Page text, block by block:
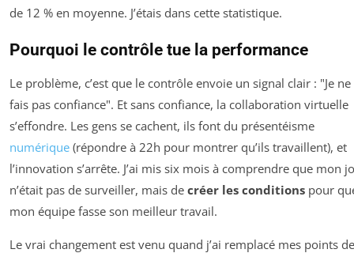
de 12 % en moyenne. J’étais dans cette statistique.
Pourquoi le contrôle tue la performance
Le problème, c’est que le contrôle envoie un signal clair : "Je ne
fais pas confiance". Et sans confiance, la collaboration virtuelle
s’effondre. Les gens se cachent, ils font du présentéisme
numérique (répondre à 22h pour montrer qu’ils travaillent), et
l’innovation s’arrête. J’ai mis six mois à comprendre que mon
n’était pas de surveiller, mais de créer les conditions pour
mon équipe fasse son meilleur travail.
Le vrai changement est venu quand j’ai remplacé mes points de